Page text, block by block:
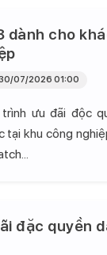
dành cho
ưu đãi độc
tại khu công
30/07/2026 01:00
đặc quyền